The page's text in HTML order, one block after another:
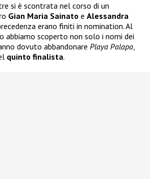
si è scontrata nel corso di un
Gian Maria Sainato e Alessandra
erano finiti in nomination. Al
scoperto non solo i nomi dei
dovuto abbandonare Playa Palapa,
quinto finalista.